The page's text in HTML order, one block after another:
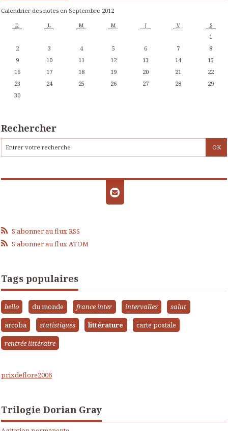
Calendrier des notes en Septembre 2012
D L M M J V S
1
2
3 4 5 6 7
8
9
10 11 12 13 14
15
16
17 18 19 20 21
22
23
24 25 26 27 28
29
30
Rechercher
S'abonner au flux RSS
S'abonner au flux ATOM
Tags populaires
bello du monde france inter intervalles
salut
arcoba
statistiques littérature
carte postale
rentrée littéraire
prixdeflore2006
Trilogie Dorian Gray